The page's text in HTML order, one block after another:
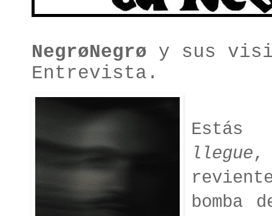
NegrøNegrø y sus
Entrevista.
llegue,
bomba